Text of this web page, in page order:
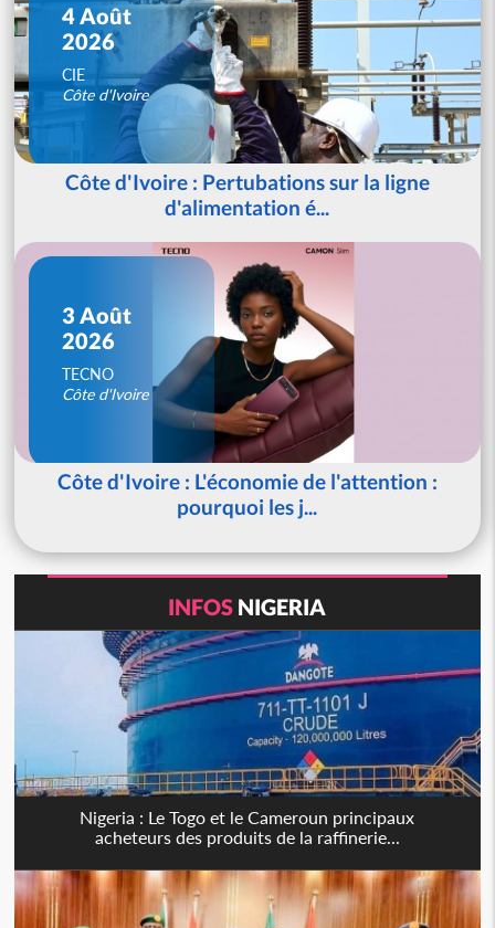
4 Août
2026
CIE
Côte d'Ivoire
Côte d'Ivoire : Pertubations sur la ligne
d'alimentation é...
3 Août
2026
TECNO
Côte d'Ivoire
Côte d'Ivoire : L'économie de l'attention :
pourquoi les j...
INFOS NIGERIA
Nigeria : Le Togo et le Cameroun principaux
acheteurs des produits de la raffinerie...